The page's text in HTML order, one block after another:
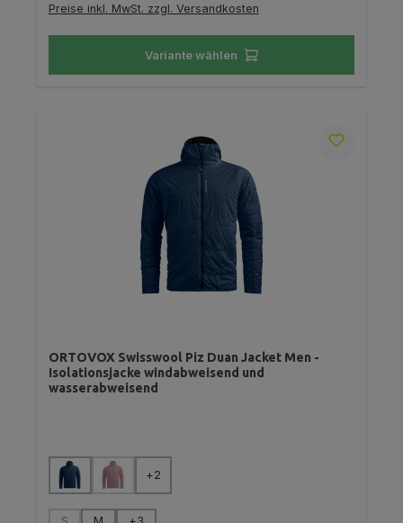
Preise inkl. MwSt. zzgl. Versandkosten
Variante wählen
ORTOVOX Swisswool Piz Duan Jacket Men -
Isolationsjacke windabweisend und
wasserabweisend
Farbe auswählen
(Diese Option ist zurzeit nicht verfügbar.)
+2
Größe auswählen